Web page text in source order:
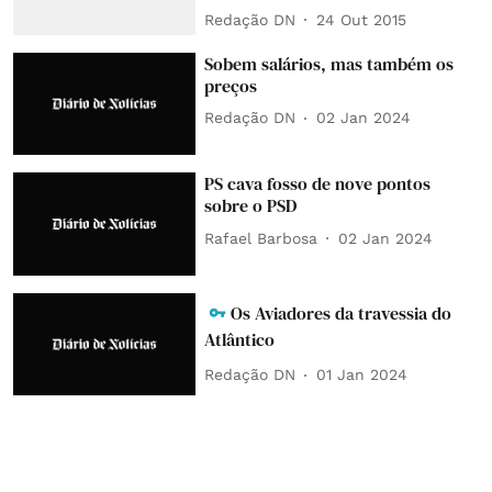
Redação DN 24 Out 2015
Sobem salários, mas também os
preços
Redação DN 02 Jan 2024
PS cava fosso de nove pontos
sobre o PSD
Rafael Barbosa 02 Jan 2024
Os Aviadores da travessia do
Atlântico
Redação DN 01 Jan 2024